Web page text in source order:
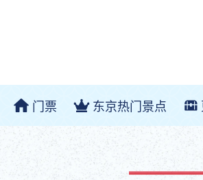
门票 东京热门景点